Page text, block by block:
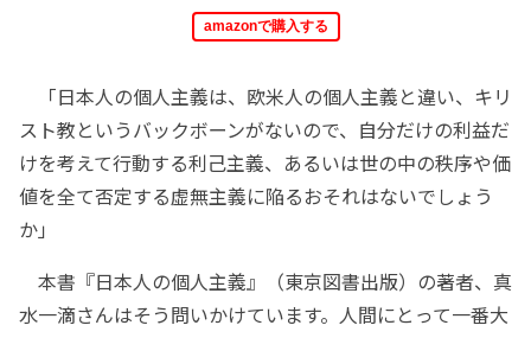
amazonで購入する
「日本人の個人主義は、欧米人の個人主義と違い、キリ
スト教というバックボーンがないので、自分だけの利益だ
けを考えて行動する利己主義、あるいは世の中の秩序や価
値を全て否定する虚無主義に陥るおそれはないでしょう
か」
本書『日本人の個人主義』（東京図書出版）の著者、真
水一滴さんはそう問いかけています。人間にとって一番大